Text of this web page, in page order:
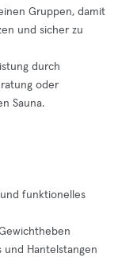
Gruppen, damit
und sicher zu
durch
oder
Sauna.
funktionelles
und Hantelstangen